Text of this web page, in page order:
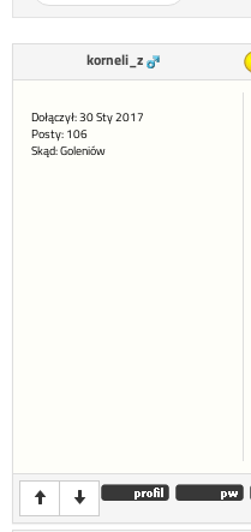
korneli_z
Dołączył: 30 Sty 2017
Posty: 106
Skąd: Goleniów